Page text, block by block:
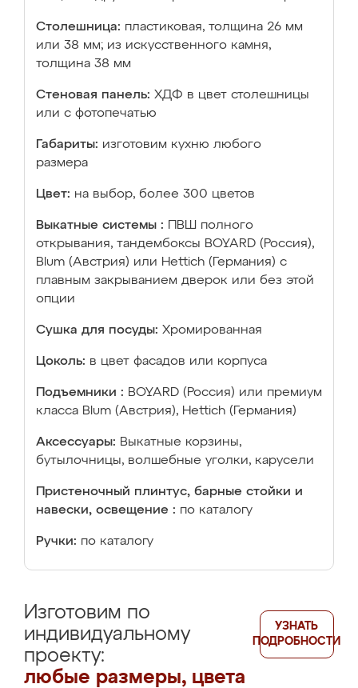
Столешница: пластиковая, толщина 26 мм
или 38 мм; из искусственного камня,
толщина 38 мм
Стеновая панель: ХДФ в цвет столешницы
или с фотопечатью
Габариты: изготовим кухню любого
размера
Цвет: на выбор, более 300 цветов
Выкатные системы :
ПВШ полного
открывания, тандембоксы BOYARD (Россия),
Blum (Австрия) или Hettich (Германия) с
плавным закрыванием дверок или без этой
опции
Сушка для посуды: Хромированная
Цоколь: в цвет фасадов или корпуса
Подъемники : BOYARD (Россия) или премиум
класса Blum (Австрия), Hettich (Германия)
Аксессуары: Выкатные корзины,
бутылочницы, волшебные уголки, карусели
Пристеночный плинтус, барные стойки и
навески, освещение : по каталогу
Ручки: по каталогу
Изготовим по
индивидуальному
проекту:
любые размеры, цвета
УЗНАТЬ
ПОДРОБНОСТИ